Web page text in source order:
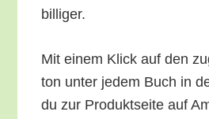
billiger.
Mit einem Klick auf den
ton unter jedem Buch in
du zur Pro­dukt­sei­te auf